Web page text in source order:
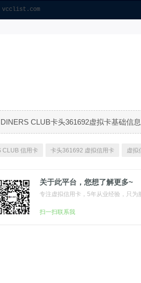
vcclist.com
DINERS CLUB卡头361692虚拟卡基础信息
CLUB 信用卡 卡头361692 虚拟信用卡 虚拟
关于此平台，您想了解更多~
专注虚拟信用卡，5年从业经验，只为
扫一扫联系我